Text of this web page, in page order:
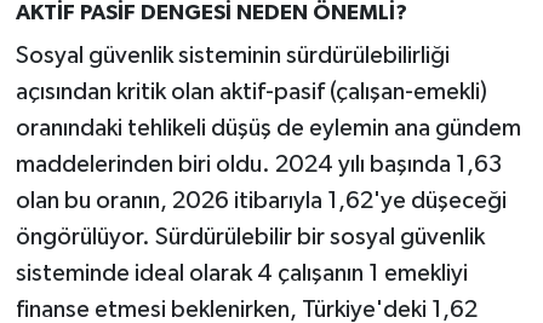
AKTİF PASİF DENGESİ NEDEN ÖNEMLİ?
Sosyal güvenlik sisteminin sürdürülebilirliği
açısından kritik olan aktif-pasif (çalışan-emekli)
oranındaki tehlikeli düşüş de eylemin ana gündem
maddelerinden biri oldu. 2024 yılı başında 1,63
olan bu oranın, 2026 itibarıyla 1,62'ye düşeceği
öngörülüyor. Sürdürülebilir bir sosyal güvenlik
sisteminde ideal olarak 4 çalışanın 1 emekliyi
finanse etmesi beklenirken, Türkiye'deki 1,62